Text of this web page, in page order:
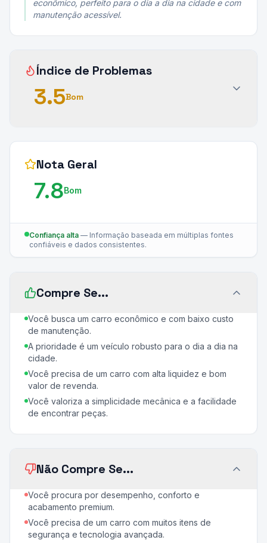
econômico, perfeito para o dia a dia na cidade e com
manutenção acessível.
Índice de Problemas
3.5Bom
Nota Geral
7.8Bom
Confiança alta — Informação baseada em múltiplas fontes
confiáveis e dados consistentes.
Compre Se...
Você busca um carro econômico e com baixo custo
de manutenção.
A prioridade é um veículo robusto para o dia a dia na
cidade.
Você precisa de um carro com alta liquidez e bom
valor de revenda.
Você valoriza a simplicidade mecânica e a facilidade
de encontrar peças.
Não Compre Se...
Você procura por desempenho, conforto e
acabamento premium.
Você precisa de um carro com muitos itens de
segurança e tecnologia avançada.